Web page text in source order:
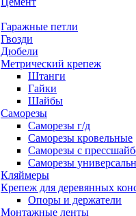
Гаражные петли
Гвозди
Дюбели
Метрический крепеж
Штанги
Гайки
Шайбы
Саморезы
Саморезы г/д
Саморезы кровельные
Саморезы с
Саморезы
Кляймеры
Крепеж для деревянных
Опоры и держатели
Монтажные ленты